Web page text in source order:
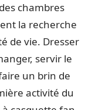
chambres
la recherche
de vie. Dresser
servir le
un brin de
activité du